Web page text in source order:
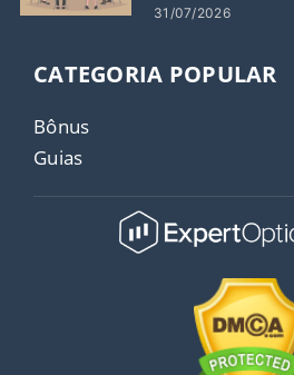
31/07/2026
CATEGORIA POPULAR
Bônus
Guias